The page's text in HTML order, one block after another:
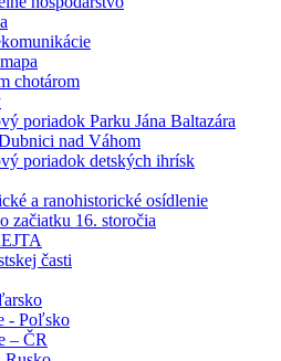
chotárom
poriadok Parku Jána Baltazára
nad Váhom
poriadok detských ihrísk
a ranohistorické osídlenie
začiatku 16. storočia
časti
- Poľsko
– ČR